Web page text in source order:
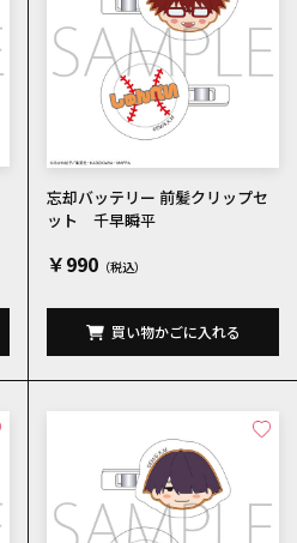
忘却バッテリー 前髪クリップセ
ット 千早瞬平
￥990
買い物かごに入れる